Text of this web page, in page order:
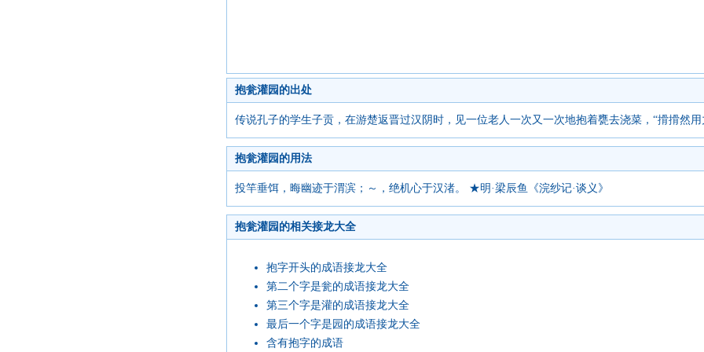
抱瓮灌园的出处
传说孔子的学生子贡，在游楚返晋过汉阴时，见一位老人一次又一次地抱着甕去浇菜，“搰搰然
抱瓮灌园的用法
投竿垂饵，晦幽迹于渭滨；～，绝机心于汉渚。 ★明·梁辰鱼《浣纱记·谈义》
抱瓮灌园的相关接龙大全
抱字开头的成语接龙大全
第二个字是瓮的成语接龙大全
第三个字是灌的成语接龙大全
最后一个字是园的成语接龙大全
含有抱字的成语